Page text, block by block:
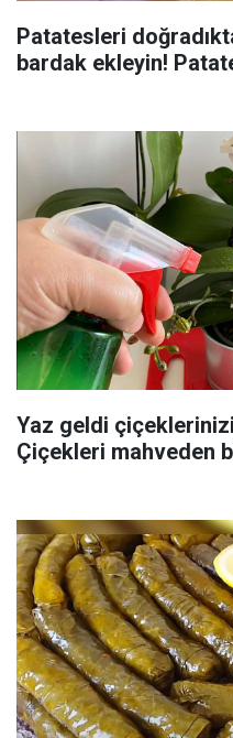
Patatesleri
bardak ekleyin!
Yaz geldi
Çiçekleri mahveden